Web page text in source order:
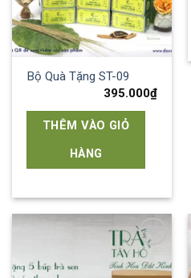
Bộ Quà Tặng ST-09
395.000₫
THÊM VÀO GIỎ
HÀNG
Add to
wishlist